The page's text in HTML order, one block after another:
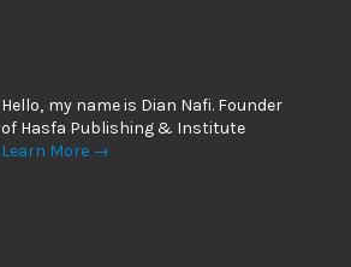
Hello, my name is Dian Nafi. Founder
of Hasfa Publishing & Institute
Learn More →